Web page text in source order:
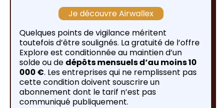
Je découvre Airwallex
Quelques points de vigilance méritent
toutefois d’être soulignés. La gratuité de l’offre
Explore est conditionnée au maintien d’un
solde ou de dépôts mensuels d’au moins 10
000 €. Les entreprises qui ne remplissent pas
cette condition doivent souscrire un
abonnement dont le tarif n’est pas
communiqué publiquement.